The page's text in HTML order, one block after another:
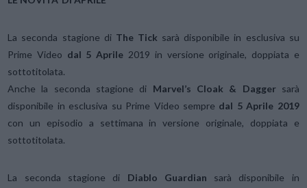
La seconda stagione di The Tick sarà disponibile in esclusiva su
Prime Video dal 5 Aprile 2019 in versione originale, doppiata e
sottotitolata.
Anche la seconda stagione di Marvel’s Cloak & Daggersarà
disponibile in esclusiva su Prime Video sempre dal 5 Aprile 2019
con un episodio a settimana in versione originale, doppiata e
sottotitolata.
La seconda stagione di Diablo Guardian sarà disponibile in